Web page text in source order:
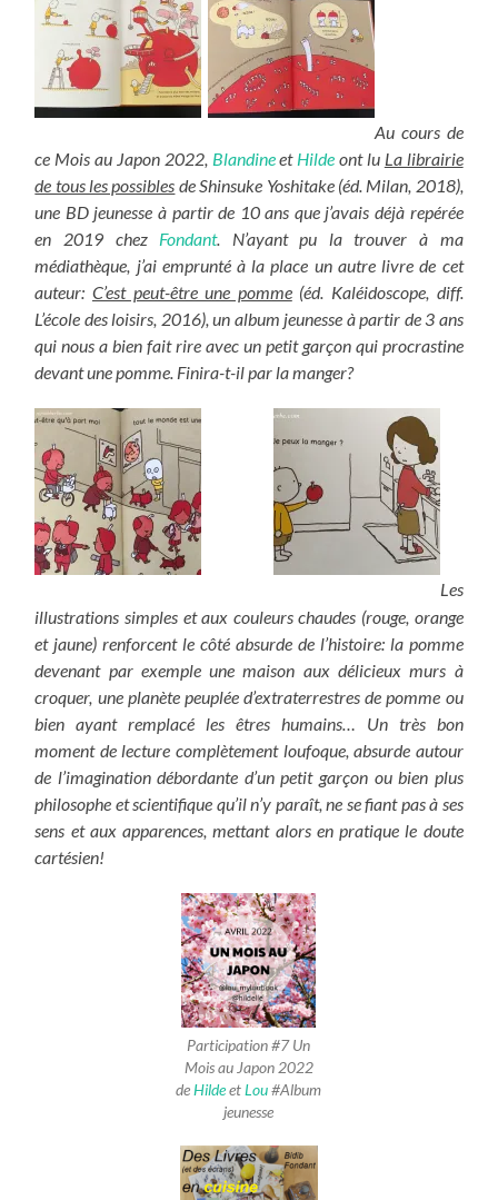
Au cours de
ce Mois au Japon 2022, Blandineet Hilde ont lu La librairie
de tous les possibles de Shinsuke Yoshitake (éd. Milan, 2018),
une BD jeunesse à partir de 10 ans que j’avais déjà repérée
en 2019 chez Fondant. N’ayant pu la trouver à ma
médiathèque, j’ai emprunté à la place un autre livre de cet
auteur: C’est peut-être une pomme(éd. Kaléidoscope, diff.
L’école des loisirs, 2016), un album jeunesse à partir de 3 ans
qui nous a bien fait rire avec un petit garçon qui procrastine
devant une pomme. Finira-t-il par la manger?
Les
illustrations simples et aux couleurs chaudes (rouge, orange
et jaune) renforcent le côté absurde de l’histoire: la pomme
devenant par exemple une maison aux délicieux murs à
croquer, une planète peuplée d’extraterrestres de pomme ou
bien ayant remplacé les êtres humains… Un très bon
moment de lecture complètement loufoque, absurde autour
de l’imagination débordante d’un petit garçon ou bien plus
philosophe et scientifique qu’il n’y paraît, ne se fiant pas à ses
sens et aux apparences, mettant alors en pratique le doute
cartésien!
Participation #7 Un
Mois au Japon 2022
deHildeetLou#Album
jeunesse